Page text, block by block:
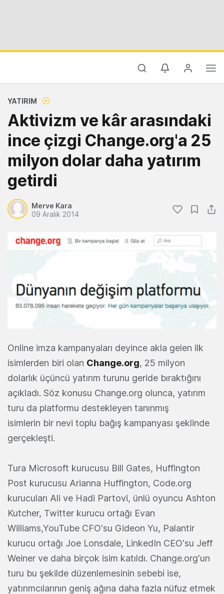
YATIRIM
Aktivizm ve kâr arasındaki
ince çizgi Change.org'a 25
milyon dolar daha yatırım
getirdi
Merve Kara
09 Aralık 2014
Online imza kampanyaları deyince akla gelen ilk
isimlerden biri olan Change.org, 25 milyon
dolarlık üçüncü yatırım turunu geride bıraktığını
açıkladı. Söz konusu Change.org olunca, yatırım
turu da platformu destekleyen tanınmış
isimlerin bir nevi toplu bağış kampanyası şeklinde
gerçekleşti.
Tura Microsoft kurucusu Bill Gates, Huffington
Post kurucusu Arianna Huffington, Code.org
kurucuları Ali ve Hadi Partovi, ünlü oyuncu Ashton
Kutcher, Twitter kurucu ortağı Evan
Williams,YouTube CFO'su Gideon Yu, Palantir
kurucu ortağı Joe Lonsdale, LinkedIn CEO'su Jeff
Weiner ve daha birçok isim katıldı. Change.org'un
turu bu şekilde düzenlemesinin sebebi ise,
yatırımcılarının geniş ağına daha fazla nüfuz etmek